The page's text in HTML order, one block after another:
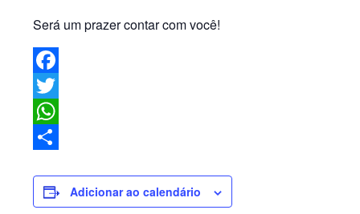
Será um prazer contar com você!
Facebook
Twitter
WhatsApp
Adicionar ao calendário